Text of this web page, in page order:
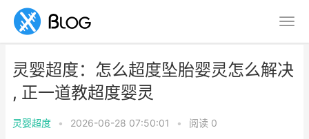
灵婴超度：怎么超度坠胎婴灵怎么解决
, 正一道教超度婴灵
灵婴超度 • 2026-06-28 07:50:01 • 阅读 0